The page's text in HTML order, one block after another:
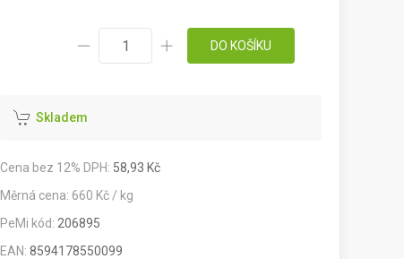
DO KOŠÍKU
Skladem
Cena bez 12% DPH: 58,93 Kč
Měrná cena: 660 Kč / kg
PeMi kód: 206895
EAN:8594178550099